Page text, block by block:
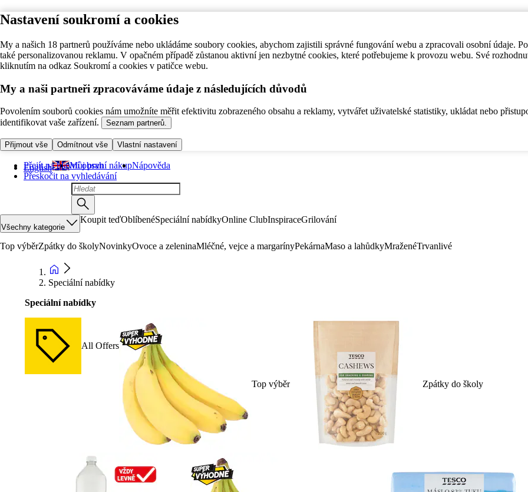
Nastavení soukromí a cookies
My a našich 18 partnerů používáme nebo ukládáme soubory cookies, abychom zajistili správné fungování webu a zpracovali osobní údaje.
také personalizovanou reklamu. V opačném případě zůstanou aktivní jen nezbytné cookies, které potřebujeme k provozu webu. Své
kliknutím na odkaz Soukromí a cookies v patičce webu.
My a naši partneři zpracováváme údaje z následujících důvodů
Povolením souborů cookies nám umožníte měřit efektivitu zobrazeného obsahu a reklamy, vytvářet uživatelské statistiky, ukládat nebo
identifikovat vaše zařízení.
Seznam partnerů.
Přijmout vše Odmítnout vše Vlastní nastavení
Přejít na hlavní obsah
Přeskočit na vyhledávání
English Můj první nákupNápověda
Všechny kategorie
Koupit teďOblíbenéSpeciální nabídkyOnline ClubInspiraceGrilování
Top výběrZpátky do školyNovinkyOvoce a zeleninaMléčné, vejce a margarínyPekárnaMaso a lahůdkyMraženéTrvanlivé
Speciální nabídky
Speciální nabídky
All Offers
Top výběr Zpátky do školy